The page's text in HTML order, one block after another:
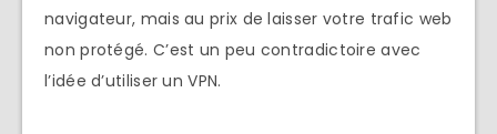
navigateur, mais au prix de laisser votre trafic web
non protégé. C’est un peu contradictoire avec
l’idée d’utiliser un VPN.